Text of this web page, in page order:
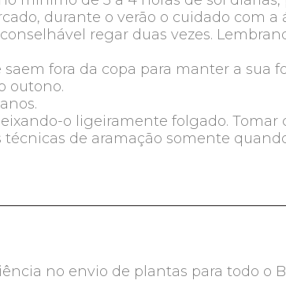
durante o verão o cuidado com a
regar duas vezes.
fora da copa para manter a sua
outono.
o ligeiramente folgado. Tomar
de aramação somente
no envio de plantas para todo o